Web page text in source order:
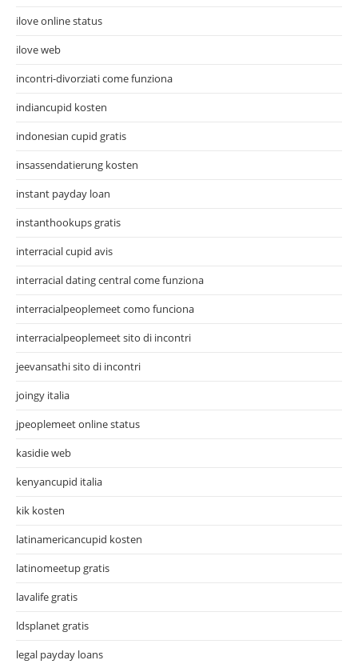
ilove online status
ilove web
incontri-divorziati come funziona
indiancupid kosten
indonesian cupid gratis
insassendatierung kosten
instant payday loan
instanthookups gratis
interracial cupid avis
interracial dating central come funziona
interracialpeoplemeet como funciona
interracialpeoplemeet sito di incontri
jeevansathi sito di incontri
joingy italia
jpeoplemeet online status
kasidie web
kenyancupid italia
kik kosten
latinamericancupid kosten
latinomeetup gratis
lavalife gratis
ldsplanet gratis
legal payday loans